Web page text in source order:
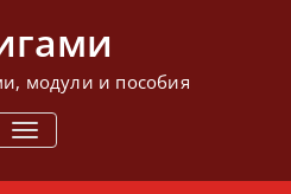
модули и пособия
ПОКАЗАТЬ/
СКРЫТЬ